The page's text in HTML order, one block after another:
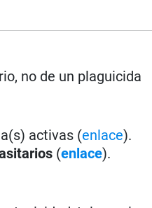
no de un plaguicida
activas (enlace).
(enlace).